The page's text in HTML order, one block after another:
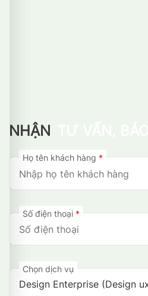
NHẬN
Họ tên khách hàng *
Số điện thoại *
Chọn dịch vụ